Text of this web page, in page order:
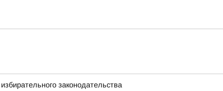
законодательства